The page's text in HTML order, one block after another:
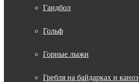
Гандбол
Гольф
Горные лыжи
Гребля на байдарках и каноэ